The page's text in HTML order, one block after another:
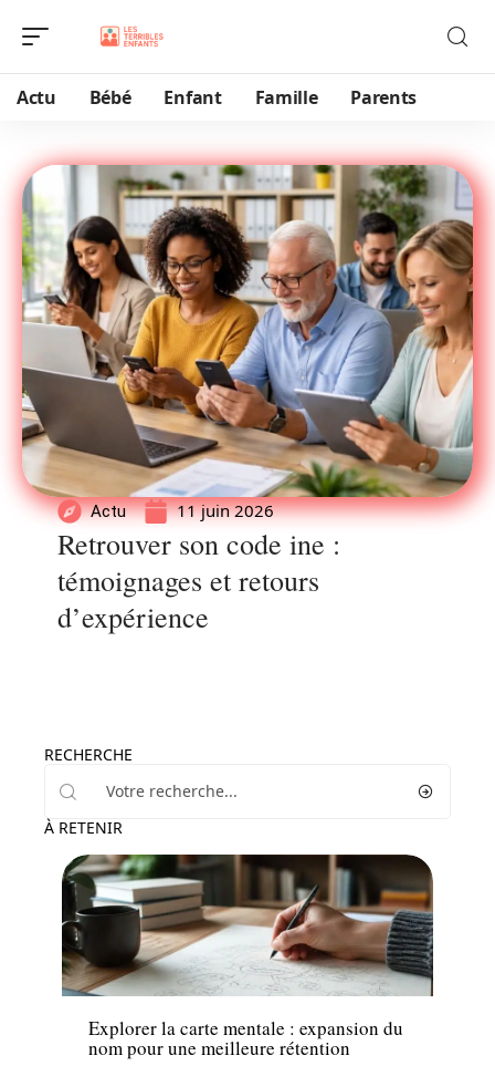
Actu Bébé Enfant Famille Parents
Actu 11 juin 2026
Retrouver son code ine :
témoignages et retours
d’expérience
RECHERCHE
À RETENIR
Enfant
Explorer la carte mentale : expansion du
nom pour une meilleure rétention